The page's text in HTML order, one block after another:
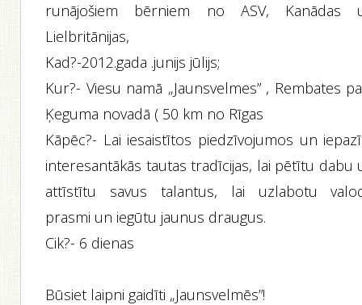
runājošiem bērniem no ASV, Kanādas
Lielbritānijas,
Kad?-2012.gada .junijs jūlijs;
Kur?- Viesu namā „Jaunsvelmes” , Rembates
Ķeguma novadā ( 50 km no Rīgas
Kāpēc?- Lai iesaistītos piedzīvojumos un
interesantākās tautas tradīcijas, lai pētītu dabu
attīstītu savus talantus, lai uzlabotu
prasmi un iegūtu jaunus draugus.
Cik?- 6 dienas
Būsiet laipni gaidīti „Jaunsvelmēs”!